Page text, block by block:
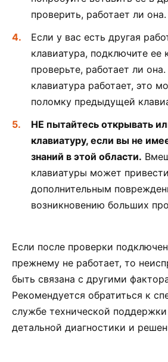
проверить, работает ли она.
Если у вас есть другая
клавиатура, подключите ее
проверьте, работает ли
клавиатура работает, это
поломку предыдущей
НЕ пытайтесь открывать
клавиатуру, если вы не
знаний в этой области.
клавиатуры может
дополнительным
возникновению больших
Если после проверки
прежнему не работает, то
быть связана с другими
Рекомендуется обратиться к
службе технической
детальной диагностики и